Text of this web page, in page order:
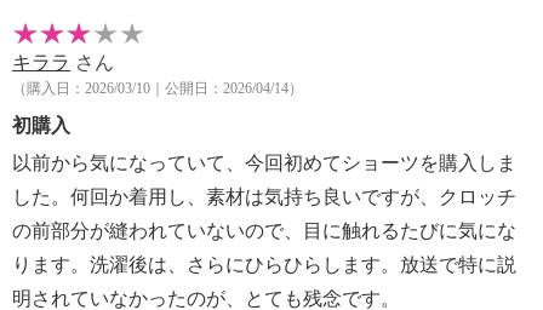
キララ さん
（購入日：2026/03/10｜公開日：2026/04/14）
初購入
以前から気になっていて、今回初めてショーツを購入しま
した。何回か着用し、素材は気持ち良いですが、クロッチ
の前部分が縫われていないので、目に触れるたびに気にな
ります。洗濯後は、さらにひらひらします。放送で特に説
明されていなかったのが、とても残念です。